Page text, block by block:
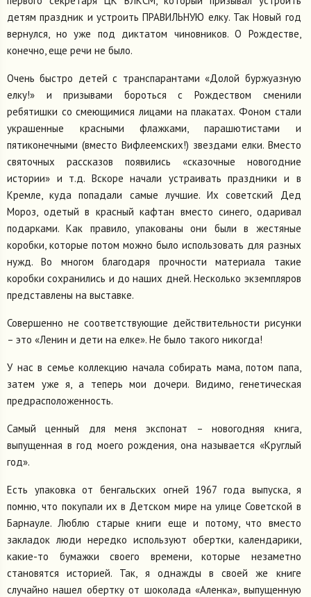
детям праздник и устроить ПРАВИЛЬНУЮ елку. Так Новый год
вернулся, но уже под диктатом чиновников. О Рождестве,
конечно, еще речи не было.
Очень быстро детей с транспарантами «Долой буржуазную
елку!» и призывами бороться с Рождеством сменили
ребятишки со смеющимися лицами на плакатах. Фоном стали
украшенные красными флажками, парашютистами и
пятиконечными (вместо Вифлеемских!) звездами елки. Вместо
святочных рассказов появились «сказочные новогодние
истории» и т.д. Вскоре начали устраивать праздники и в
Кремле, куда попадали самые лучшие. Их советский Дед
Мороз, одетый в красный кафтан вместо синего, одаривал
подарками. Как правило, упакованы они были в жестяные
коробки, которые потом можно было использовать для разных
нужд. Во многом благодаря прочности материала такие
коробки сохранились и до наших дней. Несколько экземпляров
представлены на выставке.
Совершенно не соответствующие действительности рисунки
– это «Ленин и дети на елке». Не было такого никогда!
У нас в семье коллекцию начала собирать мама, потом папа,
затем уже я, а теперь мои дочери. Видимо, генетическая
предрасположенность.
Самый ценный для меня экспонат – новогодняя книга,
выпущенная в год моего рождения, она называется «Круглый
год».
Есть упаковка от бенгальских огней 1967 года выпуска, я
помню, что покупали их в Детском мире на улице Советской в
Барнауле. Люблю старые книги еще и потому, что вместо
закладок люди нередко используют обертки, календарики,
какие-то бумажки своего времени, которые незаметно
становятся историей. Так, я однажды в своей же книге
случайно нашел обертку от шоколада «Аленка», выпущенную